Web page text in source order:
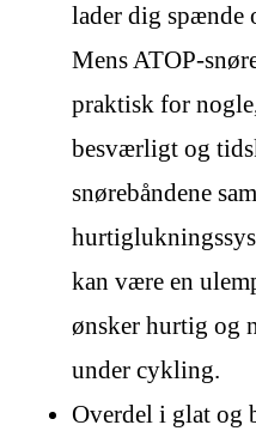
lader dig spænde
Mens ATOP-
praktisk for
besværligt og
snørebåndene
kan være en
ønsker hurtig og
under cykling.
Overdel i glat og